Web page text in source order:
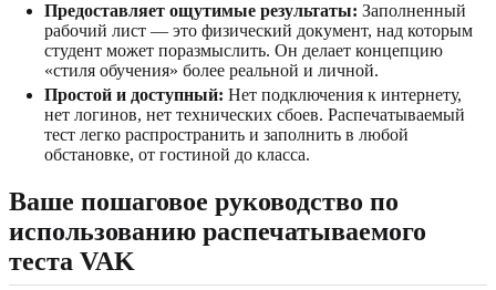
Предоставляет ощутимые результаты: Заполненный
рабочий лист — это физический документ, над которым
студент может поразмыслить. Он делает концепцию
«стиля обучения» более реальной и личной.
Простой и доступный: Нет подключения к интернету,
нет логинов, нет технических сбоев. Распечатываемый
тест легко распространить и заполнить в любой
обстановке, от гостиной до класса.
Ваше пошаговое руководство по
использованию распечатываемого
теста VAK